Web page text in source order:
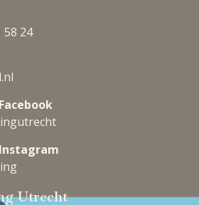
58 24
Utrecht